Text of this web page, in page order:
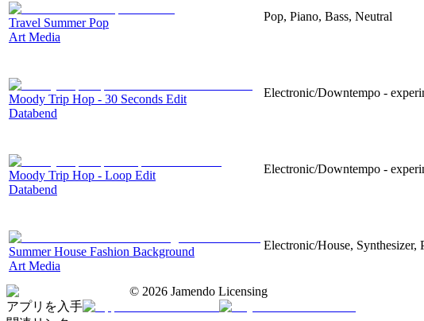
Travel Summer Pop
Art Media
Pop, Piano, Bass, Neutral
Moody Trip Hop - 30 Seconds Edit
Databend
Electronic/Downtempo -
Moody Trip Hop - Loop Edit
Databend
Electronic/Downtempo -
Summer House Fashion Background
Art Media
Electronic/House, Synthesizer,
© 2026 Jamendo Licensing
アプリを入手